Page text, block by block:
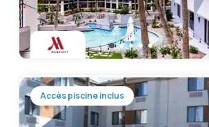
Accès piscine inclus